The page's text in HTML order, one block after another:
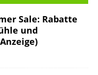
Sale: Rabatte
und